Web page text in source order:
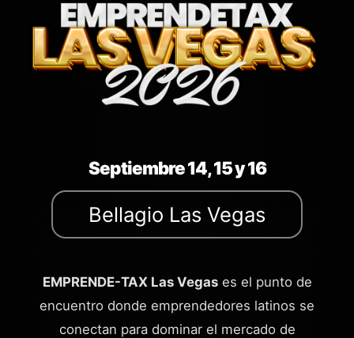
Septiembre 14, 15 y 16
Bellagio Las Vegas
EMPRENDE-TAX Las Vegases el punto de
encuentro donde emprendedores latinos se
conectan para dominar el mercado de